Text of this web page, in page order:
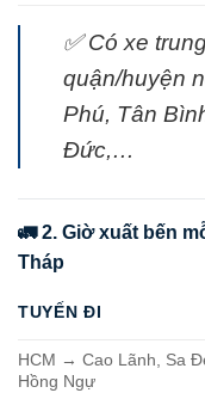
✅ Có xe
quận/huyện
Phú, Tân
Đức,…
🚛 2. Giờ xuất bến
Tháp
TUYẾN ĐI
HCM → Cao Lãnh, Sa
Hồng Ngự